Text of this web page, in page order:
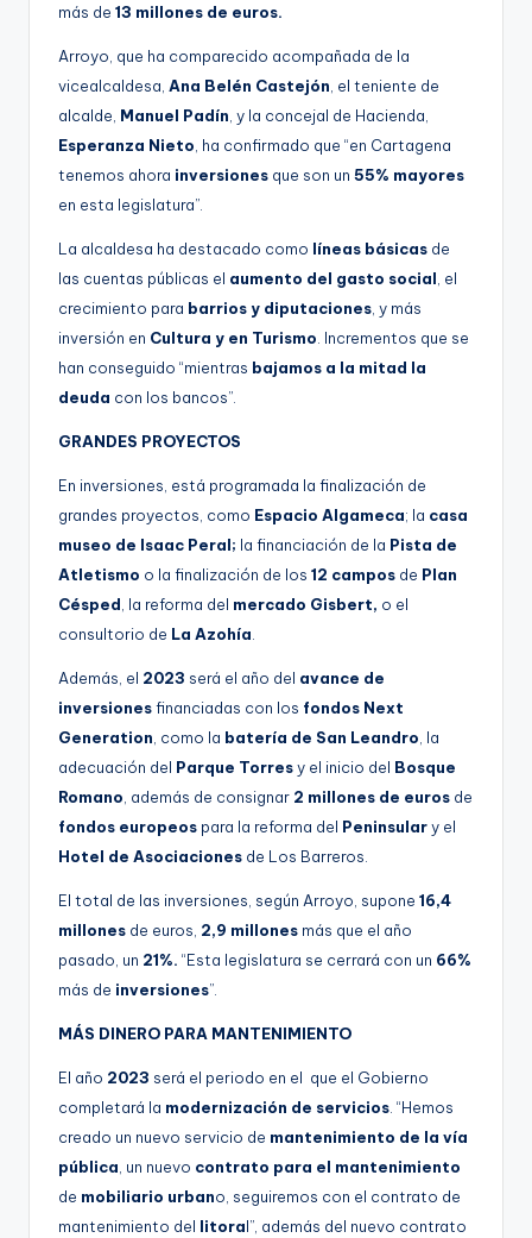
más de 13 millones de euros.
Arroyo, que ha comparecido acompañada de la
vicealcaldesa, Ana Belén Castejón, el teniente de
alcalde, Manuel Padín, y la concejal de Hacienda,
Esperanza Nieto, ha confirmado que “en Cartagena
tenemos ahora inversiones que son un 55% mayores
en esta legislatura”.
La alcaldesa ha destacado como líneas básicas de
las cuentas públicas el aumento del gasto social, el
crecimiento para barrios y diputaciones, y más
inversión en Cultura y en Turismo. Incrementos que se
han conseguido “mientras bajamos a la mitad la
deuda con los bancos”.
GRANDES PROYECTOS
En inversiones, está programada la finalización de
grandes proyectos, como Espacio Algameca; la casa
museo de Isaac Peral; la financiación de la Pista de
Atletismo o la finalización de los 12 campos de Plan
Césped, la reforma del mercado Gisbert, o el
consultorio de La Azohía.
Además, el 2023 será el año del avance de
inversionesfinanciadas con los fondos Next
Generation, como la batería de San Leandro, la
adecuación del Parque Torresy el inicio del Bosque
Romano, además de consignar 2 millones de euros de
fondos europeos para la reforma del Peninsulary el
Hotel de Asociaciones de Los Barreros.
El total de las inversiones, según Arroyo, supone 16,4
millones de euros, 2,9 millones más que el año
pasado, un 21%. “Esta legislatura se cerrará con un 66%
más de inversiones”.
MÁS DINERO PARA MANTENIMIENTO
El año 2023 será el periodo en el que el Gobierno
completará la modernización de servicios. “Hemos
creado un nuevo servicio de mantenimiento de la vía
pública, un nuevo contrato para el mantenimiento
de mobiliario urbano, seguiremos con el contrato de
mantenimiento del litoral”, además del nuevo contrato